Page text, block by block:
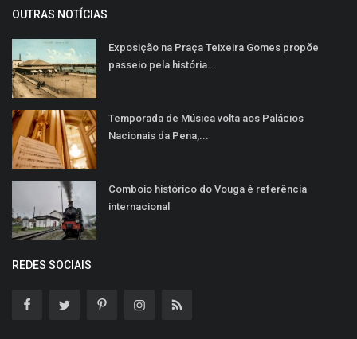
OUTRAS NOTÍCIAS
Exposição na Praça Teixeira Gomes propõe
passeio pela história...
Temporada de Música volta aos Palácios
Nacionais da Pena,...
Comboio histórico do Vouga é referência
internacional
REDES SOCIAIS